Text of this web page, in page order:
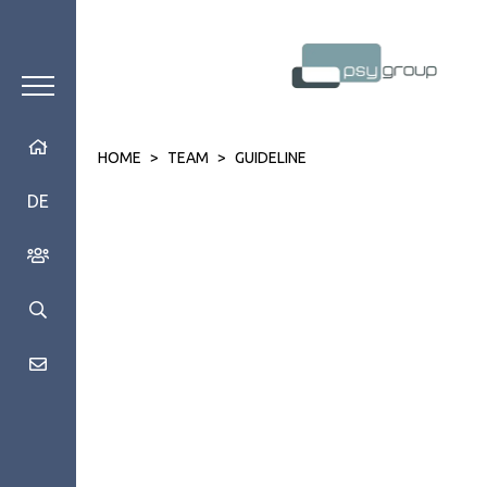
DE
HOME > TEAM > GUIDELINE